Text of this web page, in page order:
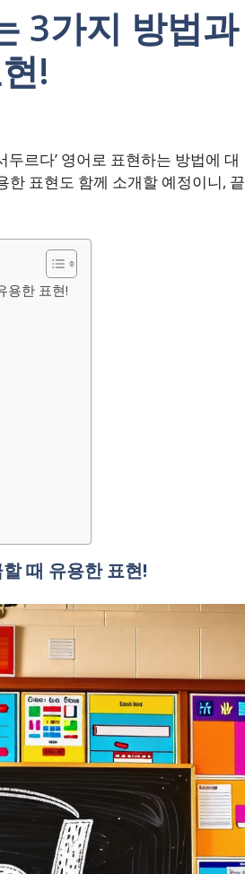
3가지 방법과
!
르다’ 영어로 표현하는 방법에 대
한 표현도 함께 소개할 예정이니, 끝
용한 표현!
때 유용한 표현!